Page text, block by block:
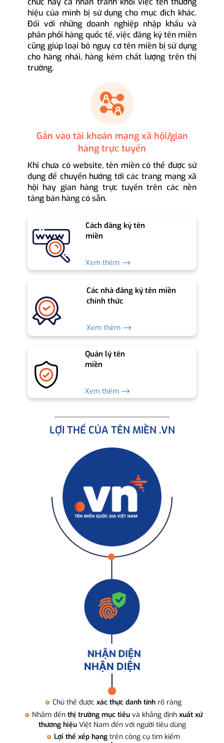
hiệu của mình bị sử dụng cho mục đích khác.
Đối với những doanh nghiệp nhập khẩu và
phân phối hàng quốc tế, việc đăng ký tên miền
cũng giúp loại bỏ nguy cơ tên miền bị sử dụng
cho hàng nhái, hàng kém chất lượng trên thị
trường.
Gắn vào tài khoản mạng xã hội/gian
hàng trực tuyến
Khi chưa có website, tên miền có thể được sử
dụng để chuyển hướng tới các trang mạng xã
hội hay gian hàng trực tuyến trên các nền
tảng bán hàng có sẵn.
Cách đăng ký tên
miền
Xem thêm ⟶
Các nhà đăng ký tên miền
chính thức
Xem thêm ⟶
Quản lý tên
miền
Xem thêm ⟶
LỢI THẾ CỦA TÊN MIỀN .VN
NHẬN DIỆN
Chủ thể được xác thực danh tính rõ ràng
Nhắm đến thị trường mục tiêuvà khẳng định xuất xứ
thương hiệuViệt Nam đến với người tiêu dùng
Lợi thế xếp hạng trên công cụ tìm kiếm